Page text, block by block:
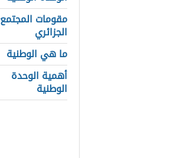
مقومات المجتمع
الجزائري
ما هي الوطنية
أهمية الوحدة
الوطنية